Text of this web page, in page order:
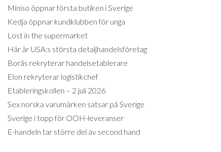
Miniso öppnar första butiken i Sverige
Kedja öppnar kundklubben för unga
Lost in the supermarket
Här är USA:s största detaljhandelsföretag
Borås rekryterar handelsetablerare
Elon rekryterar logistikchef
Etableringskollen – 2 juli 2026
Sex norska varumärken satsar på Sverige
Sverige i topp för OOH-leveranser
E-handeln tar större del av second hand